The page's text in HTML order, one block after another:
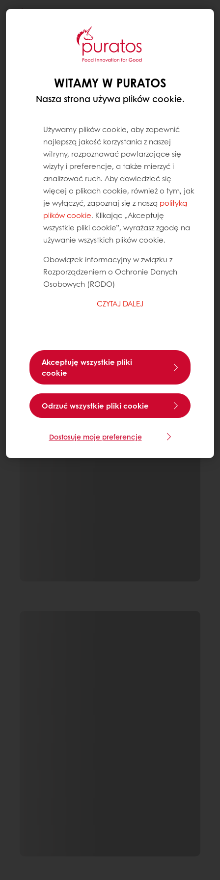
WITAMY W PURATOS
Nasza strona używa plików cookie.
Używamy plików cookie, aby zapewnić
najlepszą jakość korzystania z naszej
witryny, rozpoznawać powtarzające się
wizyty i preferencje, a także mierzyć i
analizować ruch. Aby dowiedzieć się
więcej o plikach cookie, również o tym, jak
je wyłączyć, zapoznaj się z naszą polityką
plików cookie. Klikając „Akceptuję
wszystkie pliki cookie”, wyrażasz zgodę na
używanie wszystkich plików cookie.
Obowiązek informacyjny w związku z
Rozporządzeniem o Ochronie Danych
Osobowych (RODO)
CZYTAJ DALEJ
Akceptuję wszystkie pliki
cookie
Odrzuć wszystkie pliki cookie
Dostosuje moje preferencje